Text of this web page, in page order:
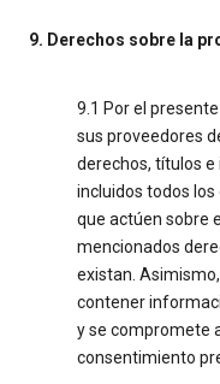
9. Derechos sobre la
9.1 Por el
sus proveedores
derechos, títulos e
incluidos todos
que actúen sobre
mencionados
existan.
contener
y se compromete
consentimiento